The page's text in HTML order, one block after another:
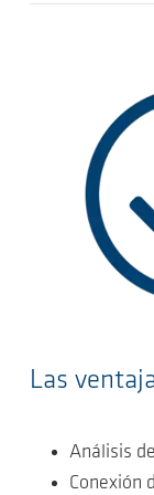
Las
Análisis
Conexión